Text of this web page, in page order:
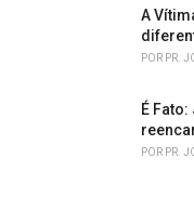
A
POR PR.
É
POR PR.